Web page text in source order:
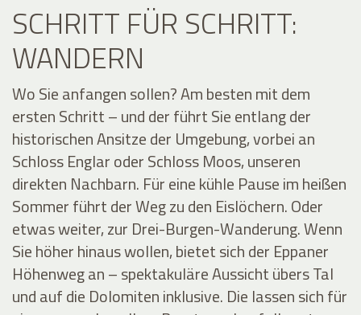
SCHRITT FÜR SCHRITT:
WANDERN
Wo Sie anfangen sollen? Am besten mit dem
ersten Schritt – und der führt Sie entlang der
historischen Ansitze der Umgebung, vorbei an
Schloss Englar oder Schloss Moos, unseren
direkten Nachbarn. Für eine kühle Pause im heißen
Sommer führt der Weg zu den Eislöchern. Oder
etwas weiter, zur Drei-Burgen-Wanderung. Wenn
Sie höher hinaus wollen, bietet sich der Eppaner
Höhenweg an – spektakuläre Aussicht übers Tal
und auf die Dolomiten inklusive. Die lassen sich für